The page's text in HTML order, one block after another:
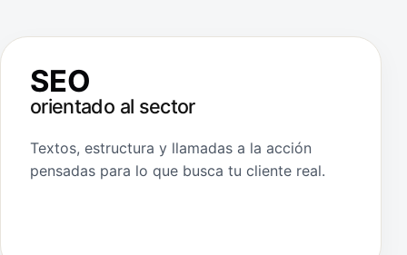
SEO
orientado al sector
Textos, estructura y llamadas a la acción
pensadas para lo que busca tu cliente real.